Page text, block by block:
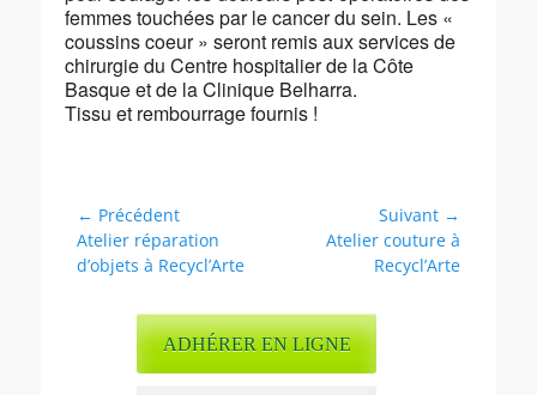
femmes touchées par le cancer du sein. Les «
coussins coeur » seront remis aux services de
chirurgie du Centre hospitalier de la Côte
Basque et de la Clinique Belharra.
Tissu et rembourrage fournis !
Navigation
de
l’article
← Précédent
Article
précédent :
Atelier réparation
d’objets à Recycl’Arte
Suivant →
Atelier couture à
Recycl’Arte
ADHÉRER EN LIGNE